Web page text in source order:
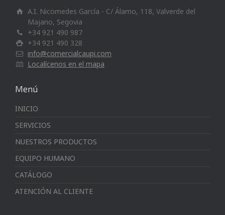
A.I. Nicomedes García - C/ Álamo, 118, Valverde del
Majano, Segovia
+34 921 490 987
+34 921 490 328
info@comercialcaupi.com
Localícenos en el mapa
Menú
INICIO
SERVICIOS
NUESTROS PRODUCTOS
EQUIPO HUMANO
CATÁLOGO
ATENCIÓN AL CLIENTE